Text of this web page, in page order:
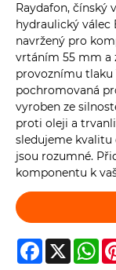
Raydafon, čínský
hydraulický válec
navržený pro
vrtáním 55 mm a
provoznímu tlaku
pochromovaná
vyroben ze
proti oleji a
sledujeme kvalitu
jsou rozumné.
komponentu k
Facebook
X